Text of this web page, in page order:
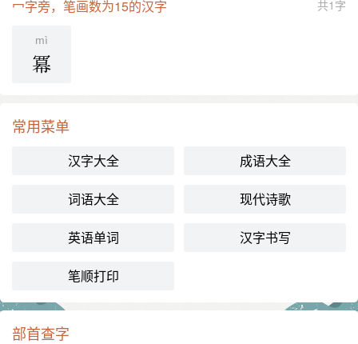
共1字
冖字旁，笔画数为15的汉字
mì
冪
常用菜单
汉字大全 成语大全
词语大全 现代诗歌
英语单词 汉字书写
笔顺打印
部首查字